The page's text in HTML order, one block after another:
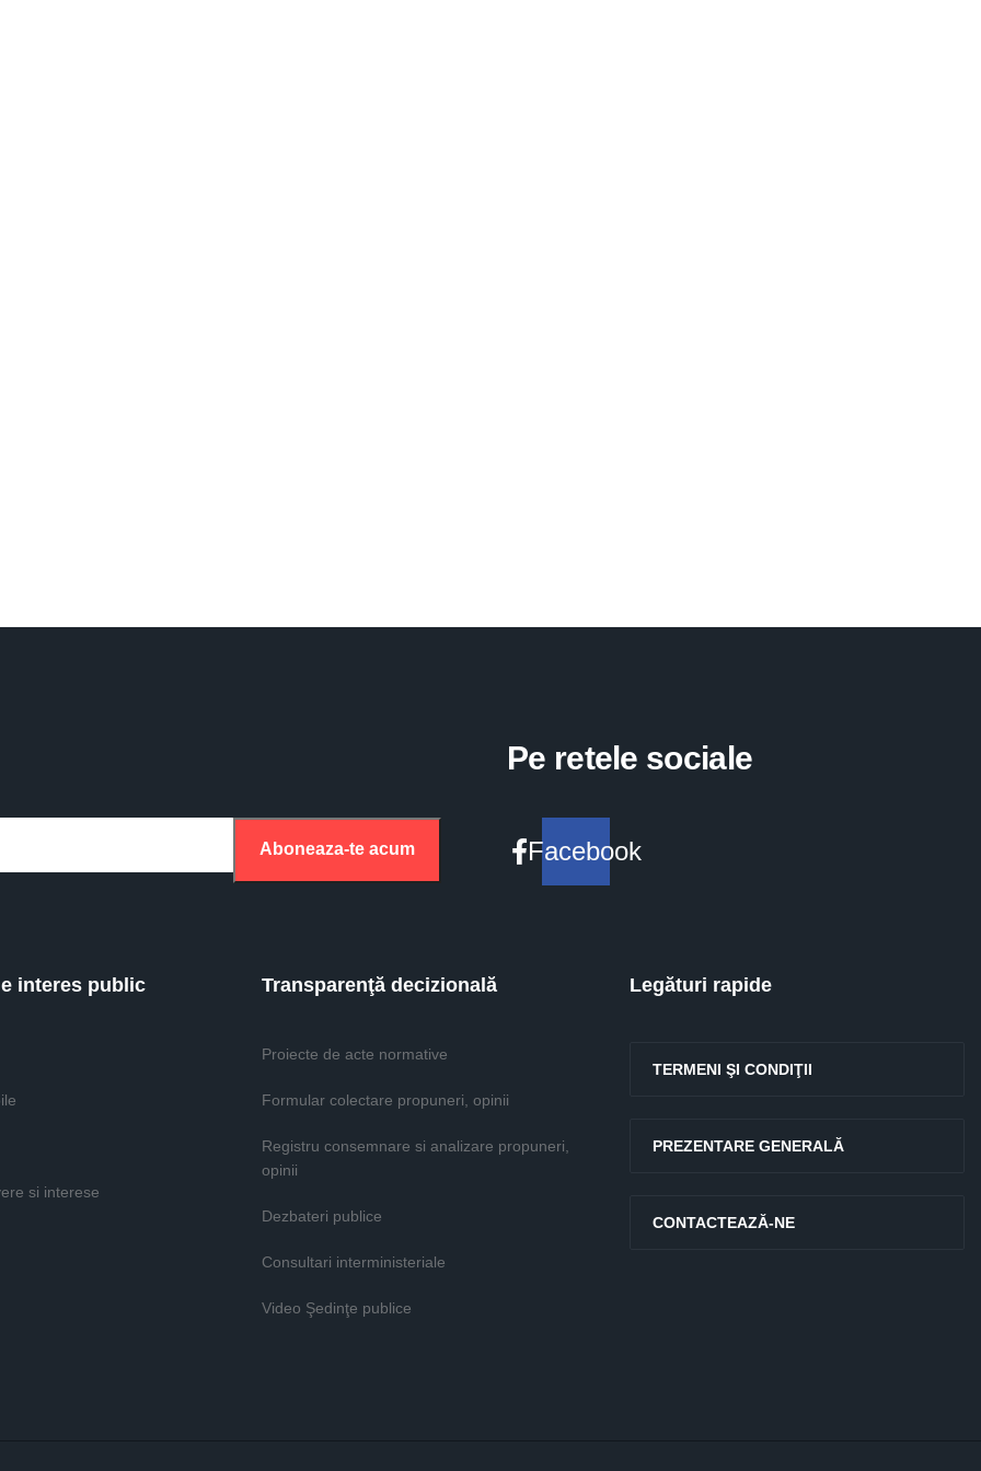
Aboneaza-te acum
Pe retele sociale
Facebook
interes public
si interese
Transparenţă decizională
Proiecte de acte normative
Formular colectare propuneri, opinii
Registru consemnare si analizare propuneri,
opinii
Dezbateri publice
Consultari interministeriale
Video Şedinţe publice
Legături rapide
TERMENI ŞI CONDIŢII
PREZENTARE GENERALĂ
CONTACTEAZĂ-NE